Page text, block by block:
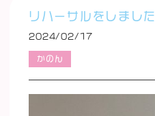
リハーサルをしました
2024/02/17
かのん